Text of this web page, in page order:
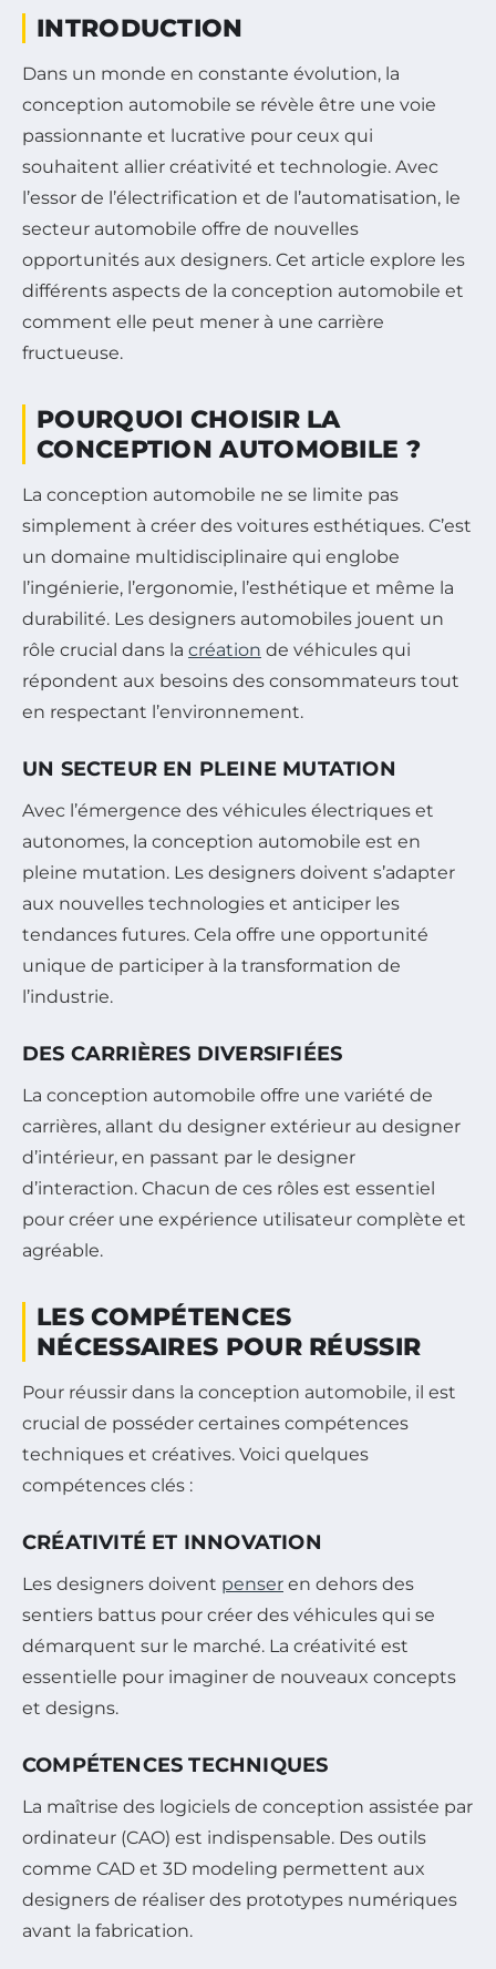
INTRODUCTION
Dans un monde en constante évolution, la
conception automobile se révèle être une voie
passionnante et lucrative pour ceux qui
souhaitent allier créativité et technologie. Avec
l’essor de l’électrification et de l’automatisation, le
secteur automobile offre de nouvelles
opportunités aux designers. Cet article explore les
différents aspects de la conception automobile et
comment elle peut mener à une carrière
fructueuse.
POURQUOI CHOISIR LA
CONCEPTION AUTOMOBILE ?
La conception automobile ne se limite pas
simplement à créer des voitures esthétiques. C’est
un domaine multidisciplinaire qui englobe
l’ingénierie, l’ergonomie, l’esthétique et même la
durabilité. Les designers automobiles jouent un
rôle crucial dans la création de véhicules qui
répondent aux besoins des consommateurs tout
en respectant l’environnement.
UN SECTEUR EN PLEINE MUTATION
Avec l’émergence des véhicules électriques et
autonomes, la conception automobile est en
pleine mutation. Les designers doivent s’adapter
aux nouvelles technologies et anticiper les
tendances futures. Cela offre une opportunité
unique de participer à la transformation de
l’industrie.
DES CARRIÈRES DIVERSIFIÉES
La conception automobile offre une variété de
carrières, allant du designer extérieur au designer
d’intérieur, en passant par le designer
d’interaction. Chacun de ces rôles est essentiel
pour créer une expérience utilisateur complète et
agréable.
LES COMPÉTENCES
NÉCESSAIRES POUR RÉUSSIR
Pour réussir dans la conception automobile, il est
crucial de posséder certaines compétences
techniques et créatives. Voici quelques
compétences clés :
CRÉATIVITÉ ET INNOVATION
Les designers doivent penser en dehors des
sentiers battus pour créer des véhicules qui se
démarquent sur le marché. La créativité est
essentielle pour imaginer de nouveaux concepts
et designs.
COMPÉTENCES TECHNIQUES
La maîtrise des logiciels de conception assistée par
ordinateur (CAO) est indispensable. Des outils
comme CAD et 3D modeling permettent aux
designers de réaliser des prototypes numériques
avant la fabrication.